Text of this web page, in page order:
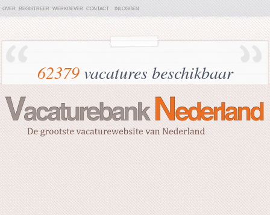
OVER REGISTREER WERKGEVER CONTACT INLOGGEN
62379vacatures beschikbaar